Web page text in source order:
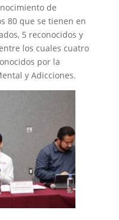
de
80 que se tienen en
5 reconocidos y
los cuales cuatro
por la
y Adicciones.